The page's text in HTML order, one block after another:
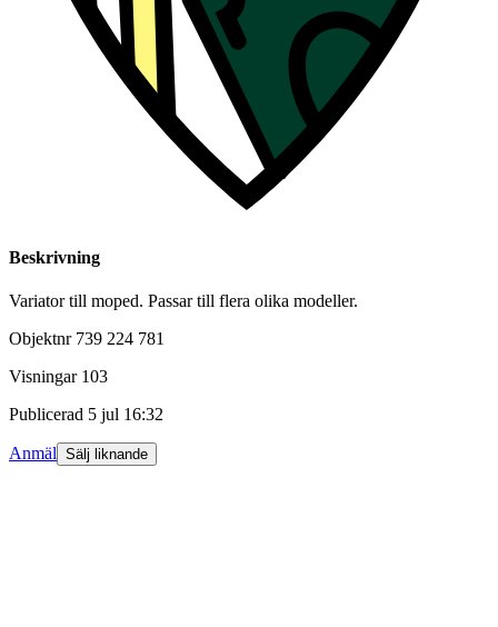
Beskrivning
Variator till moped. Passar till flera olika modeller.
Objektnr 739 224 781
Visningar 103
Publicerad 5 jul 16:32
Anmäl Sälj liknande